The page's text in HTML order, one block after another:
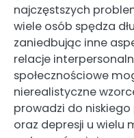
najczęstszych
wiele osób spędza
zaniedbując inne
relacje
społecznościowe
nierealistyczne
prowadzi do
oraz depresji u wielu